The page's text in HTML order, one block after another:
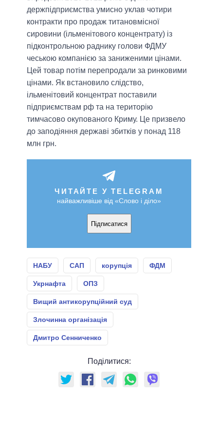
держпідприємства умисно уклав чотири
контракти про продаж титановмісної
сировини (ільменітового концентрату) із
підконтрольною раднику голови ФДМУ
чеською компанією за заниженими цінами.
Цей товар потім перепродали за ринковими
цінами. Як встановило слідство,
ільменітовий концентрат поставили
підприємствам рф та на територію
тимчасово окупованого Криму. Це призвело
до заподіяння державі збитків у понад 118
млн грн.
ЧИТАЙТЕ У TELEGRAM
найважливіше від «Слово і діло»
Підписатися
НАБУ САП корупція ФДМ
Укрнафта ОПЗ
Вищий антикорупційний суд
Злочинна організація
Дмитро Сенниченко
Поділитися: